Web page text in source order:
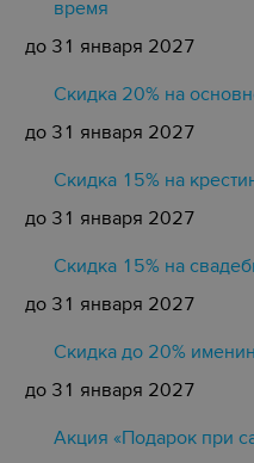
время
до 31 января 2027
Скидка 20% на
до 31 января 2027
Скидка 15% на
до 31 января 2027
Cкидка 15% на
до 31 января 2027
Скидка до 20%
до 31 января 2027
Акция «Подарок при